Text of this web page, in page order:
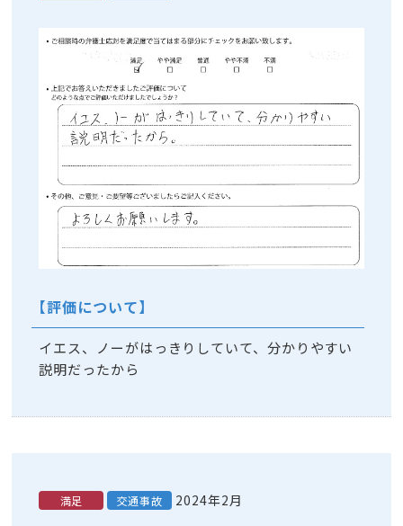
【評価について】
イエス、ノーがはっきりしていて、分かりやすい
説明だったから
満足 交通事故 2024年2月